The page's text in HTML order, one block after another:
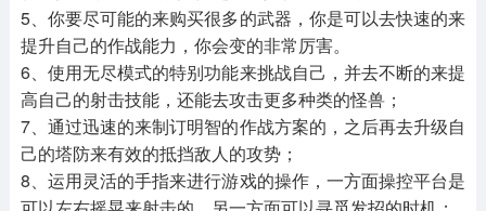
5、你要尽可能的来购买很多的武器，你是可以去快速的来
提升自己的作战能力，你会变的非常厉害。
6、使用无尽模式的特别功能来挑战自己，并去不断的来提
高自己的射击技能，还能去攻击更多种类的怪兽；
7、通过迅速的来制订明智的作战方案的，之后再去升级自
己的塔防来有效的抵挡敌人的攻势；
8、运用灵活的手指来进行游戏的操作，一方面操控平台是